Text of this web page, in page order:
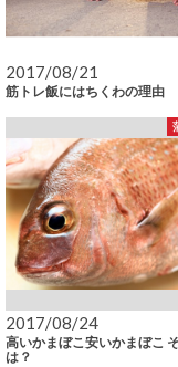
2017/08/21
筋トレ飯にはちくわの理由
2017/08/24
高いかまぼこ安いかまぼこ
は？